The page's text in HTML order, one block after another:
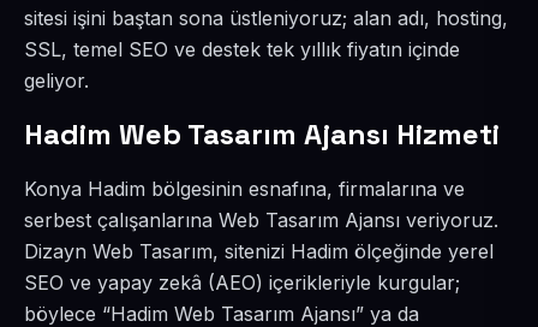
sitesi işini baştan sona üstleniyoruz; alan adı, hosting,
SSL, temel SEO ve destek tek yıllık fiyatın içinde
geliyor.
Hadim Web Tasarım Ajansı Hizmeti
Konya Hadim bölgesinin esnafına, firmalarına ve
serbest çalışanlarına Web Tasarım Ajansı veriyoruz.
Dizayn Web Tasarım, sitenizi Hadim ölçeğinde yerel
SEO ve yapay zekâ (AEO) içerikleriyle kurgular;
böylece “Hadim Web Tasarım Ajansı” ya da